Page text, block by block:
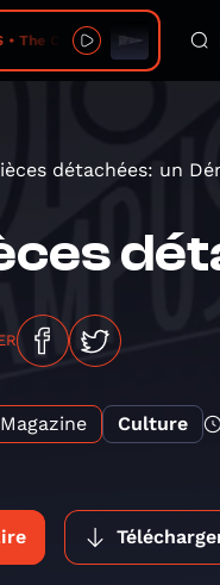
Creator Has a Master Plan
détachées: un
Magazine Culture